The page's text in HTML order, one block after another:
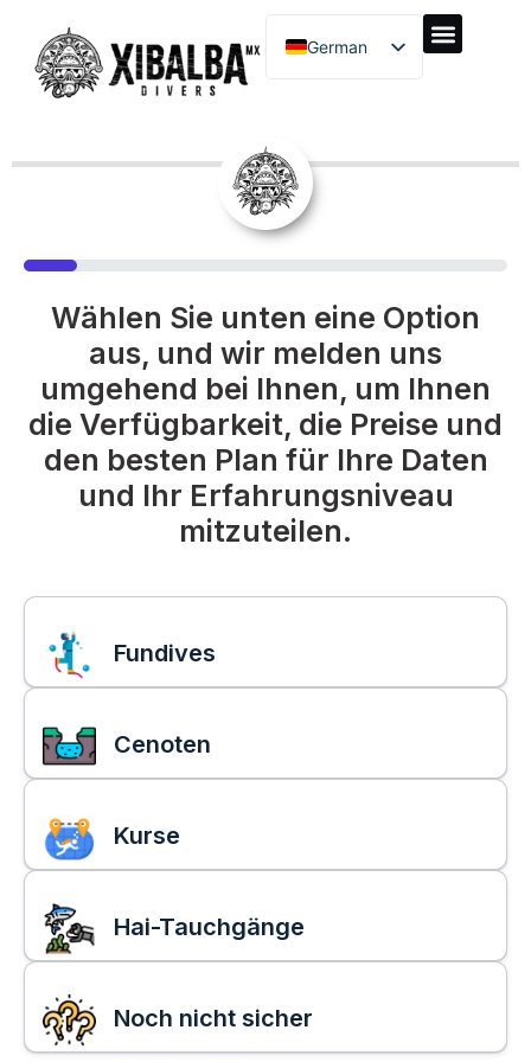
German
11%
Wählen Sie unten eine Option
aus, und wir melden uns
umgehend bei Ihnen, um Ihnen
die Verfügbarkeit, die Preise und
den besten Plan für Ihre Daten
und Ihr Erfahrungsniveau
mitzuteilen.
Fundives
Cenoten
Kurse
Hai-Tauchgänge
Noch nicht sicher